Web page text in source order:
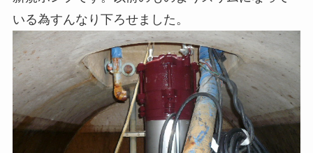
いる為すんなり下ろせました。